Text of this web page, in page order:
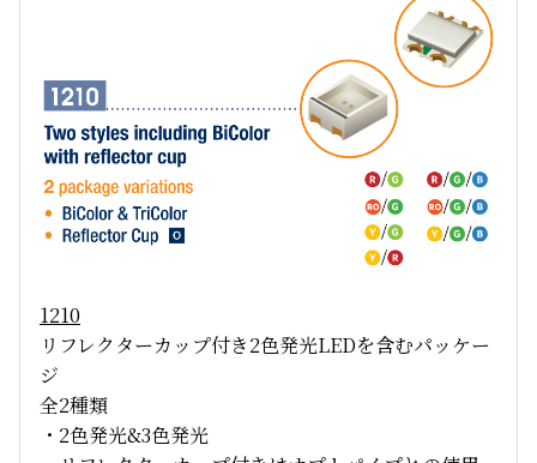
1210
リフレクターカップ付き2色発光LEDを含むパッケー
ジ
全2種類
・2色発光&3色発光